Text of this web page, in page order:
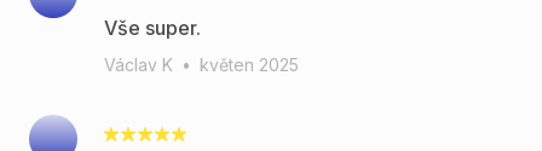
Vše super.
Václav K • květen 2025